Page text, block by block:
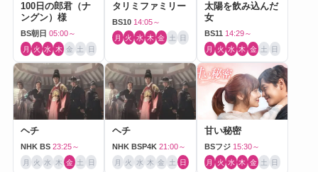
100日の郎君（ナ
ングン）様
BS朝日 05:00～
月 火 水 木 金 土 日
タリミファミリー
BS10 14:05～
月 火 水 木 金 土 日
太陽を飲み込んだ
女
BS11 14:29～
月 火 水 木 金 土 日
ヘチ
NHK BS 23:25～
月 火 水 木 金 土 日
ヘチ
NHK BSP4K 21:00～
月 火 水 木 金 土 日
甘い秘密
BSフジ 15:30～
月 火 水 木 金 土 日